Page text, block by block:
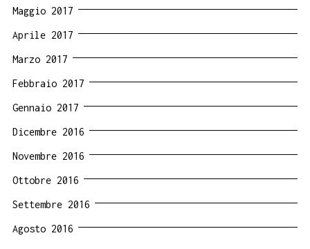
Maggio 2017
Aprile 2017
Marzo 2017
Febbraio 2017
Gennaio 2017
Dicembre 2016
Novembre 2016
Ottobre 2016
Settembre 2016
Agosto 2016